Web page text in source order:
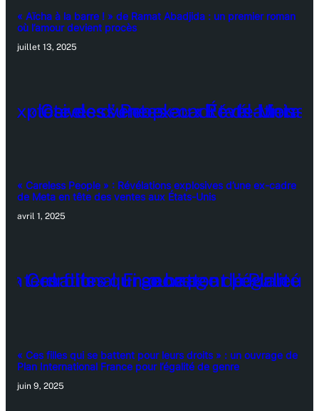
« Aïcha à la barre ! » de Ramat Abadjida : un premier roman
où l’amour devient procès
juillet 13, 2025
« Careless People » : Révélations explosives d’une ex-cadre
de Meta en tête des ventes aux États-Unis
avril 1, 2025
« Ces filles qui se battent pour leurs droits » : un ouvrage de
Plan International France pour l’égalité de genre
juin 9, 2025